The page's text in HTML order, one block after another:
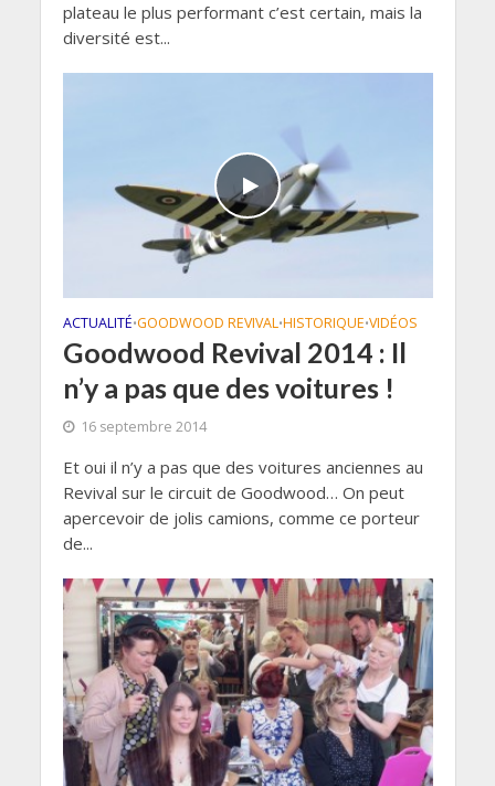
plateau le plus performant c’est certain, mais la
diversité est...
ACTUALITÉ•GOODWOOD REVIVAL•HISTORIQUE•VIDÉOS
Goodwood Revival 2014 : Il
n’y a pas que des voitures !
16 septembre 2014
Et oui il n’y a pas que des voitures anciennes au
Revival sur le circuit de Goodwood… On peut
apercevoir de jolis camions, comme ce porteur
de...